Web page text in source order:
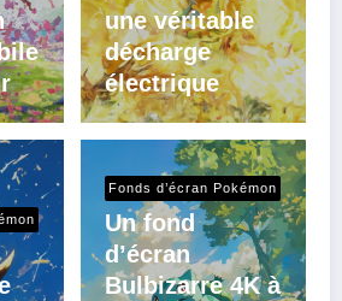
une véritable
décharge
électrique
Fonds d’écran Pokémon
Un fond
d’écran
Bulbizarre 4K à